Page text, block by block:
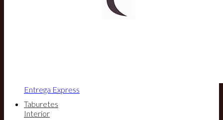
Entrega Express
Taburetes
Interior